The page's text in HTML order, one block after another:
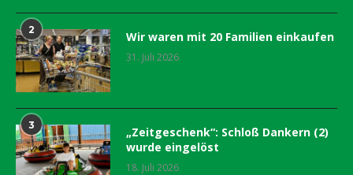
2 Wir waren mit 20 Familien einkaufen
31. Juli 2026
3
„Zeitgeschenk“: Schloß Dankern (2)
wurde eingelöst
18. Juli 2026